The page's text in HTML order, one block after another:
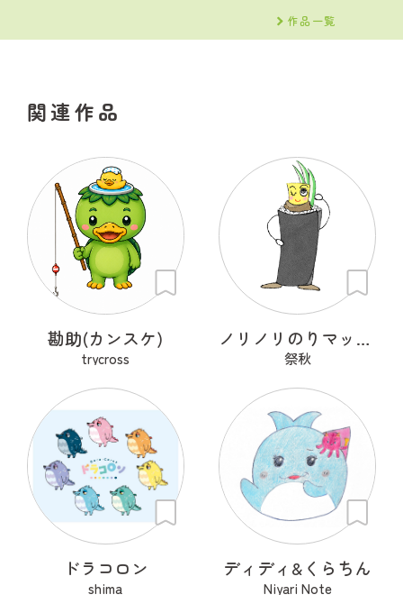
作品一覧
関連作品
勘助(カンスケ)
trycross
ノリノリのりマッキーさん
祭秋
ドラコロン
shima
ディディ&くらちん
Niyari Note